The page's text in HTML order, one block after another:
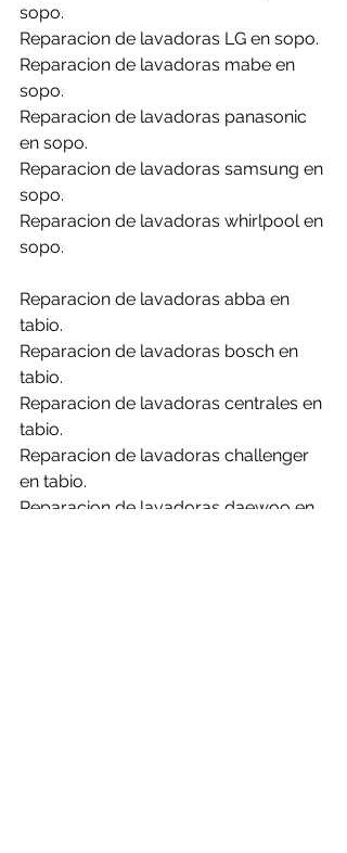
sopo.
Reparacion de lavadoras LG en sopo.
Reparacion de lavadoras mabe en
sopo.
Reparacion de lavadoras panasonic
en sopo.
Reparacion de lavadoras samsung en
sopo.
Reparacion de lavadoras whirlpool en
sopo.
Reparacion de lavadoras abba en
tabio.
Reparacion de lavadoras bosch en
tabio.
Reparacion de lavadoras centrales en
tabio.
Reparacion de lavadoras challenger
en tabio.
Reparacion de lavadoras daewoo en